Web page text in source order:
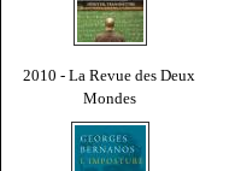
2010 - La Revue des Deux
Mondes